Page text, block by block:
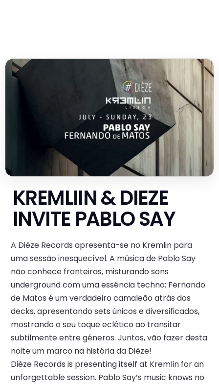
KREMLIIN & DIEZE
INVITE PABLO SAY
A Dièze Records apresenta-se no Kremlin para
uma sessão inesquecível. A música de Pablo Say
não conhece fronteiras, misturando sons
underground com uma essência techno; Fernando
de Matos é um verdadeiro camaleão atrás dos
decks, apresentando sets únicos e diversificados,
mostrando o seu toque eclético ao transitar
subtilmente entre géneros. Juntos, vão fazer desta
noite um marco na história da Dièze!
Dièze Records is presenting itself at Kremlin for an
unforgettable session. Pablo Say’s music knows no